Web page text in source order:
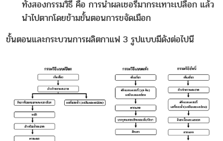
ทั้งสองกรรมวิธี คือ การนำผลเชอรี่มากระเทาะเปลือก แล้ว
นำไปตากโดยข้ามขั้นตอนการขจัดเมือก
ขั้นตอนและกระบวนการผลิตกาแฟ 3 รูปแบบมีดังต่อไปนี